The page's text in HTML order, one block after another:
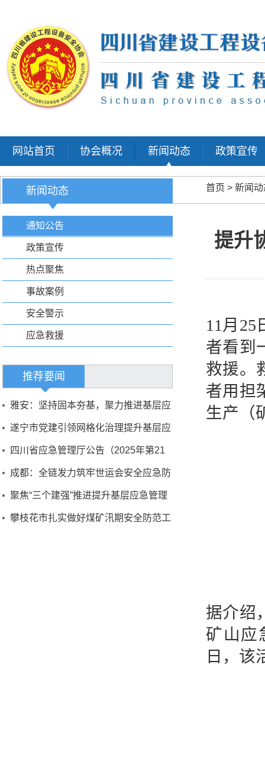
网站首页 协会概况 新闻动态 政策宣传
新闻动态
通知公告
政策宣传
热点聚焦
事故案例
安全警示
应急救援
推荐要闻
雅安：坚持固本夯基，聚力推进基层应
急管理能力现代化建设
遂宁市党建引领网格化治理提升基层应
急管理能力
四川省应急管理厅公告（2025年第21
号）
成都：全链发力筑牢世运会安全应急防
线
聚焦“三个建强”推进提升基层应急管理
能力
攀枝花市扎实做好煤矿汛期安全防范工
首页 > 新闻动
提升
11 月 25
者看到
救援。
者用担
生产（
据介绍
矿山应
日，该